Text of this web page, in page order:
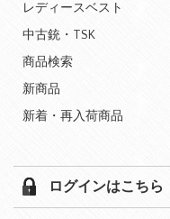
レディースベスト
中古銃・TSK
商品検索
新商品
新着・再入荷商品
ログインはこちら